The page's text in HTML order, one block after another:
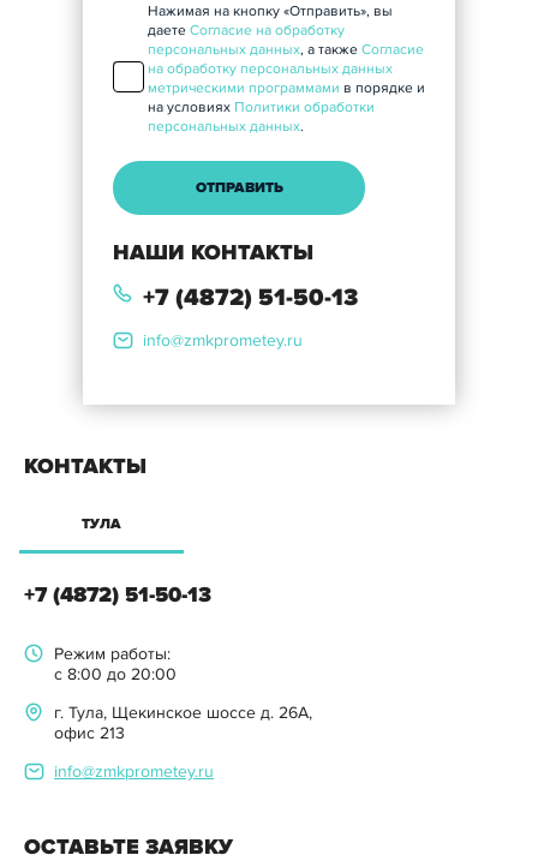
Нажимая на кнопку «Отправить», вы
даете Согласие на обработку
персональных данных, а также Согласие
на обработку персональных данных
метрическими программами в порядке и
на условиях Политики обработки
персональных данных.
НАШИ КОНТАКТЫ
+7 (4872) 51-50-13
info@zmkprometey.ru
КОНТАКТЫ
ТУЛА
+7 (4872) 51-50-13
Режим работы:
с 8:00 до 20:00
г. Тула, Щекинское шоссе д. 26А,
офис 213
info@zmkprometey.ru
ОСТАВЬТЕ ЗАЯВКУ